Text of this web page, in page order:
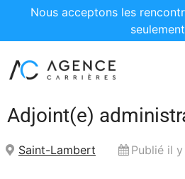
Nous acceptons les
Adjoint(e)
Saint-Lambert Publié il